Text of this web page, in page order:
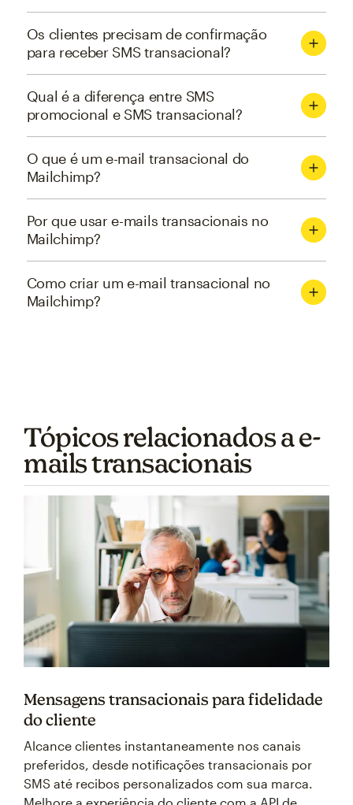
Os clientes precisam de confirmação
para receber SMS transacional?
Qual é a diferença entre SMS
promocional e SMS transacional?
O que é um e-mail transacional do
Mailchimp?
Por que usar e-mails transacionais no
Mailchimp?
Como criar um e-mail transacional no
Mailchimp?
Tópicos relacionados a e-
mails transacionais
Mensagens transacionais para fidelidade
do cliente
Alcance clientes instantaneamente nos canais
preferidos, desde notificações transacionais por
SMS até recibos personalizados com sua marca.